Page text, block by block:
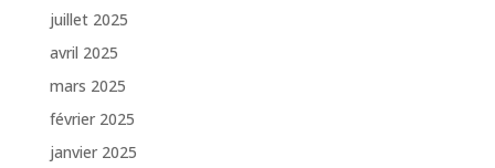
juillet 2025
avril 2025
mars 2025
février 2025
janvier 2025